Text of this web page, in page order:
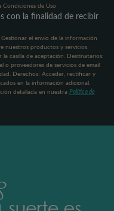
de Uso
con la finalidad de recibir
Gestionar el envío de la información
nuestros productos y servicios.
la casilla de aceptación. Destinatarios:
o proveedores de servicios de email
Derechos: Acceder, rectificar y
en la información adicional.
detallada en nuestra Política de